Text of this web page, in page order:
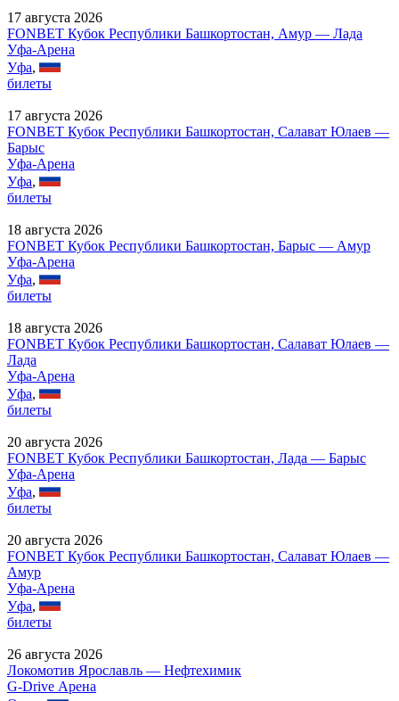
17 августа 2026
FONBET Кубок Республики Башкортостан, Амур — Лада
Уфа-Арена
Уфа,
билеты
17 августа 2026
FONBET Кубок Республики Башкортостан, Салават Юлаев —
Барыс
Уфа-Арена
Уфа,
билеты
18 августа 2026
FONBET Кубок Республики Башкортостан, Барыс — Амур
Уфа-Арена
Уфа,
билеты
18 августа 2026
FONBET Кубок Республики Башкортостан, Салават Юлаев —
Лада
Уфа-Арена
Уфа,
билеты
20 августа 2026
FONBET Кубок Республики Башкортостан, Лада — Барыс
Уфа-Арена
Уфа,
билеты
20 августа 2026
FONBET Кубок Республики Башкортостан, Салават Юлаев —
Амур
Уфа-Арена
Уфа,
билеты
26 августа 2026
Локомотив Ярославль — Нефтехимик
G-Drive Арена